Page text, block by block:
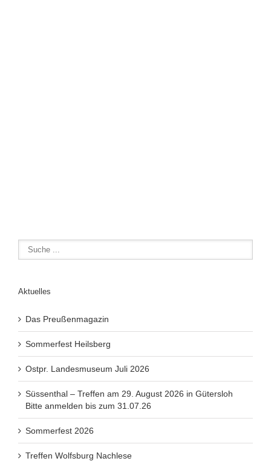
Aktuelles
Das Preußenmagazin
Sommerfest Heilsberg
Ostpr. Landesmuseum Juli 2026
Süssenthal – Treffen am 29. August 2026 in Gütersloh
Bitte anmelden bis zum 31.07.26
Sommerfest 2026
Treffen Wolfsburg Nachlese